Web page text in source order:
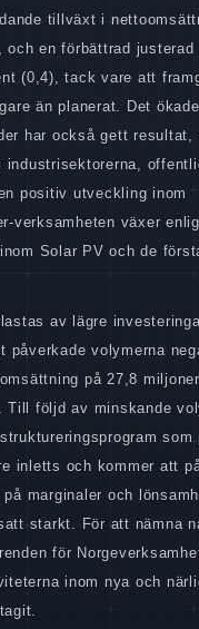
tillväxt i
en förbättrad justerad
(0,4), tack vare att
än planerat. Det
har också gett
industrisektorerna,
positiv utveckling inom
verksamheten växer
Solar PV och de
av lägre
påverkade volymerna
på 27,8
Till följd av minskande
som
inletts och kommer att
marginaler och
starkt. För att nämna
för
inom nya och